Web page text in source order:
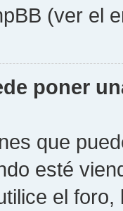
(ver el
poner
que
esté
el